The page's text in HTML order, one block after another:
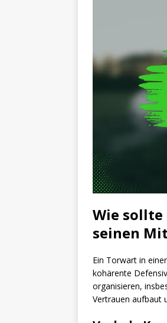
Wie
seinen
Ein Torwart in
kohärente
organisieren,
Vertrauen aufbaut